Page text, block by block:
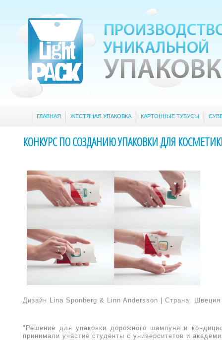
ГЛАВНАЯ ЖЕСТЯНАЯ УПАКОВКА КАРТОННЫЕ ТУБУСЫ
КОНКУРС ПО СОЗДАНИЮ УПАКОВКИ ДЛЯ
Дизайн Lina Sponberg & Linn Andersson | Страна: Швеция
"Решение дляупаковки дорожного шампуня и
принимали участие студенты суниверситетов и